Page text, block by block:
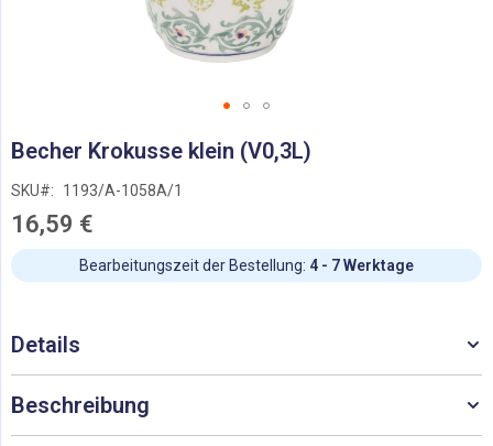
Anfang
Bildgalerie
springen
Becher Krokusse klein (V0,3L)
SKU 1193/A-1058A/1
16,59 €
Bearbeitungszeit der Bestellung: 4 - 7 Werktage
Details
Beschreibung